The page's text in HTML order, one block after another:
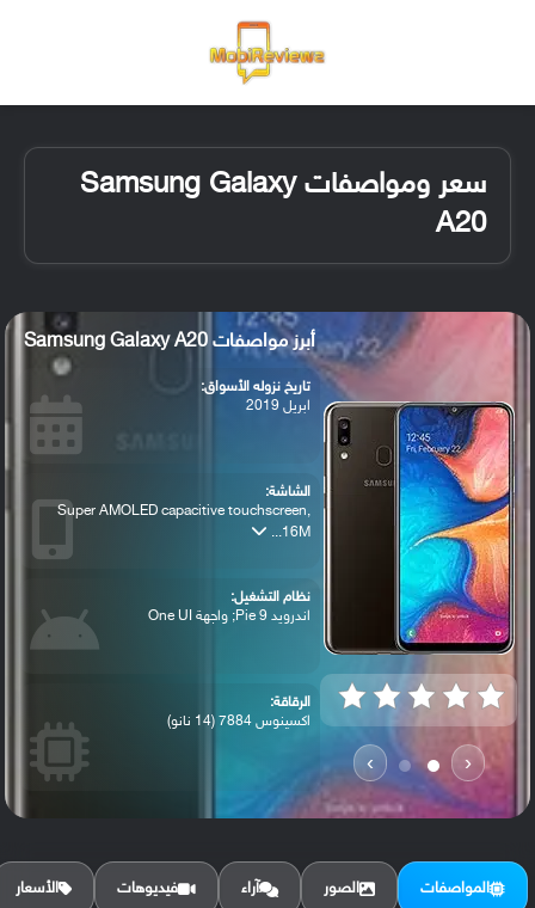
سعر ومواصفات Samsung Galaxy
A20
‹
›
أبرز مواصفات Samsung Galaxy A20
تاريخ نزوله الأسواق:
ابريل 2019
الشاشة:
Super AMOLED capacitive touchscreen,
16M...
نظام التشغيل:
اندرويد 9 Pie; واجهة One UI
الرقاقة:
اكسينوس 7884 (14 نانو)
الرام / التخزين:
المواصفات الصور آراء فيديوهات الأسعار